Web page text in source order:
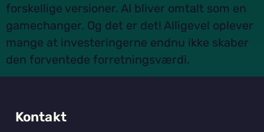
forskellige versioner. AI bliver omtalt som en
gamechanger. Og det er det! Alligevel oplever
mange at investeringerne endnu ikke skaber
den forventede forretningsværdi.
Kontakt